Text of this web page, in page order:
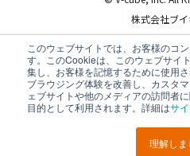
このウェブサイトでは、お客様のコ
す。このCookieは、このウェブサイ
集し、お客様を記憶するために使用
ブラウジング体験を改善し、カスタ
ェブサイトや他のメディアの訪問者
目的として利用されます。詳細はサ
理解しま
シェア
株式会社ブ
Follow